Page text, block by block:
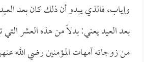
وإياب، فالذي يبدو أن ذلك كان بعد
بعد العيد يعني: بدلاً من هذه العشر
من زوجاته أمهات المؤمنين رضي الله